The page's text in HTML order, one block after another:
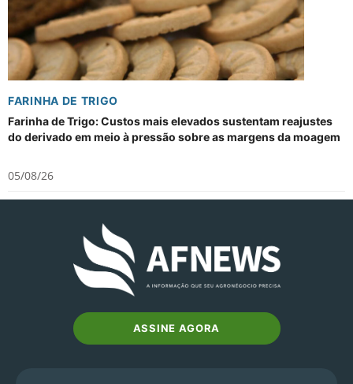
FARINHA DE TRIGO
Farinha de Trigo: Custos mais elevados sustentam reajustes
do derivado em meio à pressão sobre as margens da moagem
05/08/26
ASSINE AGORA